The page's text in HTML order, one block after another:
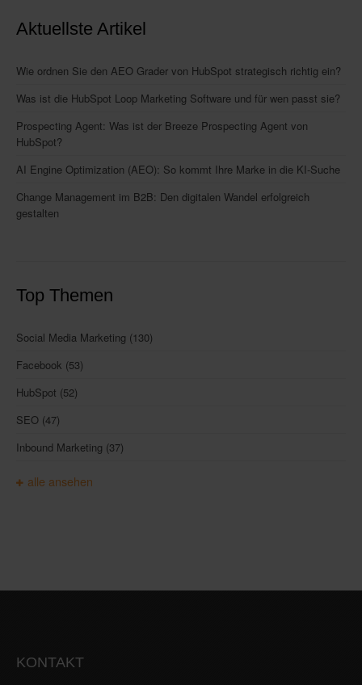
Aktuellste Artikel
Wie ordnen Sie den AEO Grader von HubSpot strategisch richtig ein?
Was ist die HubSpot Loop Marketing Software und für wen passt sie?
Prospecting Agent: Was ist der Breeze Prospecting Agent von
HubSpot?
AI Engine Optimization (AEO): So kommt Ihre Marke in die KI-Suche
Change Management im B2B: Den digitalen Wandel erfolgreich
gestalten
Top Themen
Social Media Marketing (130)
Facebook (53)
HubSpot (52)
SEO (47)
Inbound Marketing (37)
alle ansehen
KONTAKT